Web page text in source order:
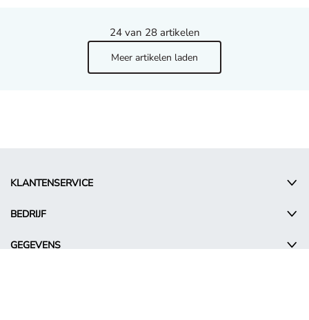
24van 28 artikelen
Meer artikelen laden
KLANTENSERVICE
BEDRIJF
GEGEVENS